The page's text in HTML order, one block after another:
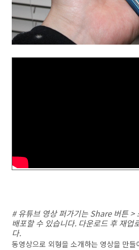
# 유튜브 영상 퍼가기는 Share 버튼 >
배포할 수 있습니다. 다운로드 후 재업
다.
동영상으로 외형을 소개하는 영상을 만들